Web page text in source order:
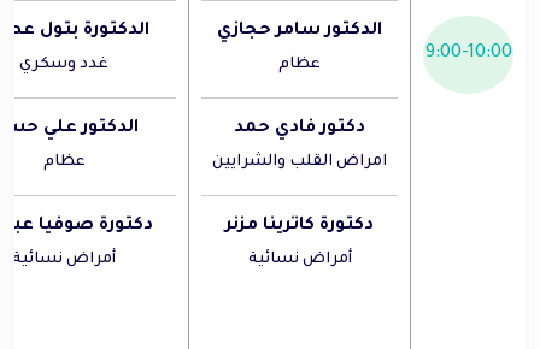
9:00-10:00
الدكتور سامر حجازي
عظام
دكتور فادي حمد
امراض القلب والشرايين
دكتورة كاترينا مزنر
أمراض نسائية
الدكتورة بتول
غدد وسكري
الدكتور علي
عظام
دكتورة صوفيا
أمراض نسائية